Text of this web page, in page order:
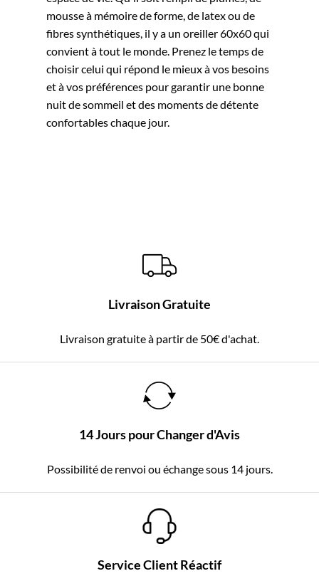
mousse à mémoire de forme, de latex ou de
fibres synthétiques, il y a un oreiller 60x60 qui
convient à tout le monde. Prenez le temps de
choisir celui qui répond le mieux à vos besoins
et à vos préférences pour garantir une bonne
nuit de sommeil et des moments de détente
confortables chaque jour.
Livraison Gratuite
Livraison gratuite à partir de 50€ d'achat.
14 Jours pour Changer d'Avis
Possibilité de renvoi ou échange sous 14 jours.
Service Client Réactif